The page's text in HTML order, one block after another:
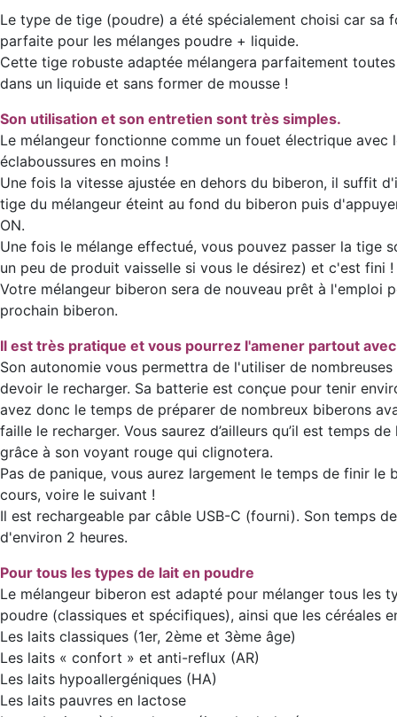
Le type de tige (poudre) a été spécialement choisi car sa
parfaite pour les mélanges poudre + liquide.
Cette tige robuste adaptée mélangera parfaitement
dans un liquide et sans former de mousse !
Son utilisation et son entretien sont très simples.
Le mélangeur fonctionne comme un fouet électrique avec
éclaboussures en moins !
Une fois la vitesse ajustée en dehors du biberon, il suffit
tige du mélangeur éteint au fond du biberon puis
ON.
Une fois le mélange effectué, vous pouvez passer la tige
un peu de produit vaisselle si vous le désirez) et c'est fini !
Votre mélangeur biberon sera de nouveau prêt à l'emploi
prochain biberon.
Il est très pratique et vous pourrez l'amener partout
Son autonomie vous permettra de l'utiliser de
devoir le recharger. Sa batterie est conçue pour tenir
avez donc le temps de préparer de nombreux biberons
faille le recharger. Vous saurez d’ailleurs qu’il est temps
grâce à son voyant rouge qui clignotera.
Pas de panique, vous aurez largement le temps de finir le
cours, voire le suivant !
Il est rechargeable par câble USB-C (fourni). Son temps
d'environ 2 heures.
Pour tous les types de lait en poudre
Le mélangeur biberon est adapté pour mélanger tous les
poudre (classiques et spécifiques), ainsi que les céréales
Les laits classiques (1er, 2ème et 3ème âge)
Les laits « confort » et anti-reflux (AR)
Les laits hypoallergéniques (HA)
Les laits pauvres en lactose